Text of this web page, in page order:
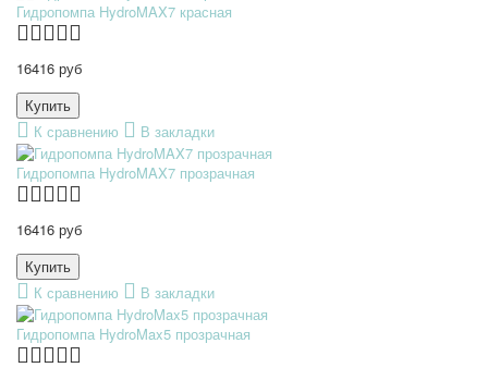
Гидропомпа HydroMAX7 красная
16416 руб
К сравнению
В закладки
Гидропомпа HydroMAX7 прозрачная
16416 руб
К сравнению
В закладки
Гидропомпа HydroMax5 прозрачная